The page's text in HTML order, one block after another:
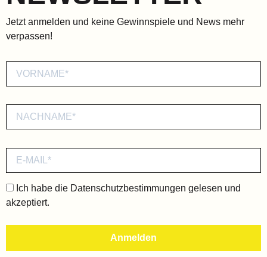
Jetzt anmelden und keine Gewinnspiele und News mehr
verpassen!
Ich habe die Datenschutzbestimmungen gelesen und
akzeptiert.